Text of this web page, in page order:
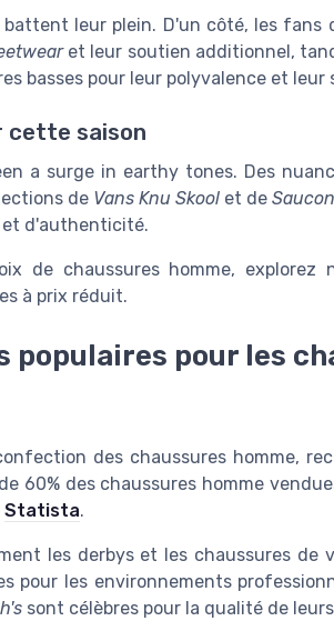
battent leur plein. D'un côté, les fans
et leur soutien additionnel,
basses pour leur polyvalence et leur
cette saison
a surge in earthy tones. Des
de Vans Knu Skool et de
d'authenticité.
de chaussures homme, explorez
à prix réduit.
populaires pour les
des chaussures homme,
60% des chaussures homme
Statista.
les derbys et les chaussures de
pour les environnements
sont célèbres pour la qualité de